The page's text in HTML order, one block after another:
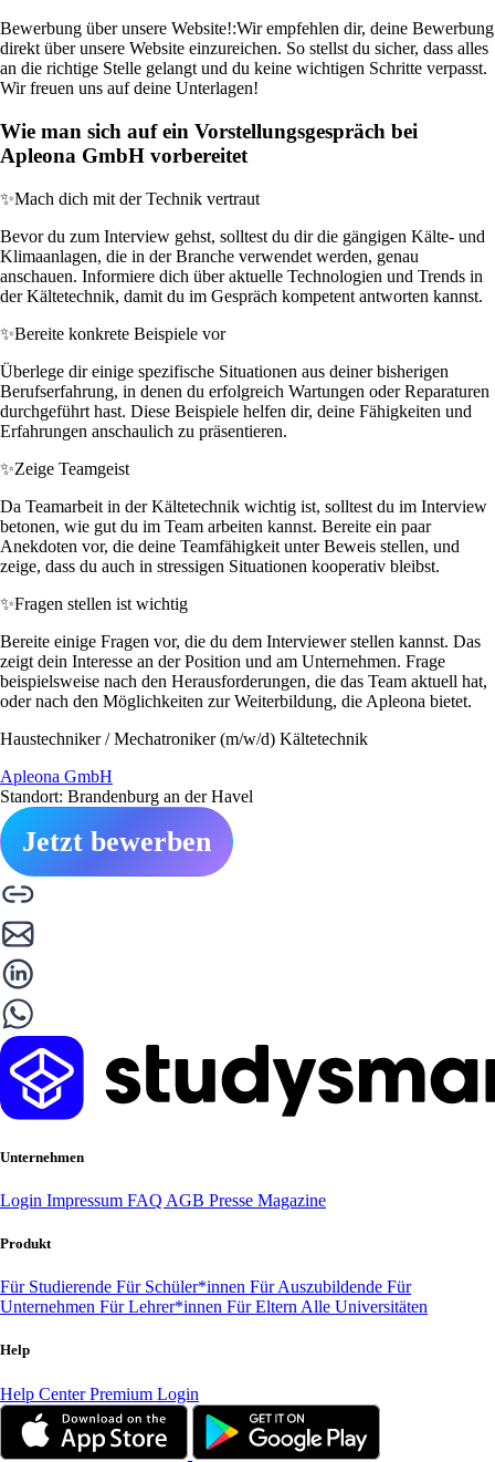
Bewerbung über unsere Website!:Wir empfehlen dir, deine Bewerbung
direkt über unsere Website einzureichen. So stellst du sicher, dass alles
an die richtige Stelle gelangt und du keine wichtigen Schritte verpasst.
Wir freuen uns auf deine Unterlagen!
Wie man sich auf ein Vorstellungsgespräch bei
Apleona GmbH vorbereitet
✨Mach dich mit der Technik vertraut
Bevor du zum Interview gehst, solltest du dir die gängigen Kälte- und
Klimaanlagen, die in der Branche verwendet werden, genau
anschauen. Informiere dich über aktuelle Technologien und Trends in
der Kältetechnik, damit du im Gespräch kompetent antworten kannst.
✨Bereite konkrete Beispiele vor
Überlege dir einige spezifische Situationen aus deiner bisherigen
Berufserfahrung, in denen du erfolgreich Wartungen oder Reparaturen
durchgeführt hast. Diese Beispiele helfen dir, deine Fähigkeiten und
Erfahrungen anschaulich zu präsentieren.
✨Zeige Teamgeist
Da Teamarbeit in der Kältetechnik wichtig ist, solltest du im Interview
betonen, wie gut du im Team arbeiten kannst. Bereite ein paar
Anekdoten vor, die deine Teamfähigkeit unter Beweis stellen, und
zeige, dass du auch in stressigen Situationen kooperativ bleibst.
✨Fragen stellen ist wichtig
Bereite einige Fragen vor, die du dem Interviewer stellen kannst. Das
zeigt dein Interesse an der Position und am Unternehmen. Frage
beispielsweise nach den Herausforderungen, die das Team aktuell hat,
oder nach den Möglichkeiten zur Weiterbildung, die Apleona bietet.
Haustechniker / Mechatroniker (m/w/d) Kältetechnik
Apleona GmbH
Standort: Brandenburg an der Havel
Jetzt bewerben
Unternehmen
Login Impressum FAQ AGB Presse Magazine
Produkt
Für Studierende Für Schüler*innen Für Auszubildende Für
Unternehmen Für Lehrer*innen Für Eltern Alle Universitäten
Help
Help CenterPremium Login